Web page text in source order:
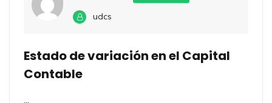
udcs
Estado de variación en el Capital
Contable